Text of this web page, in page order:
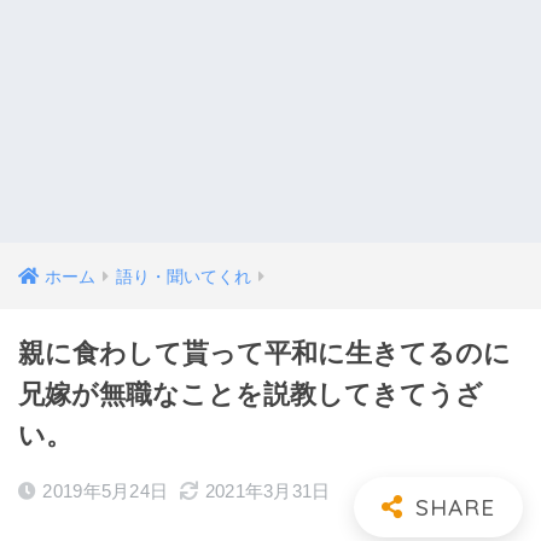
ホーム 語り・聞いてくれ
親に食わして貰って平和に生きてるのに
兄嫁が無職なことを説教してきてうざ
い。
2019年5月24日 2021年3月31日